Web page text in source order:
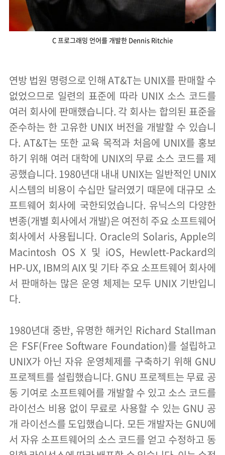
C 프로그래밍 언어를 개발한 Dennis Ritchie
연방 법원 명령으로 인해 AT&T는 UNIX를 판매할 수
없었으므로 일련의 표준에 따라 UNIX 소스 코드를
여러 회사에 판매했습니다. 각 회사는 합의된 표준을
준수하는 한 고유한 UNIX 버전을 개발할 수 있습니
다. AT&T는 또한 교육 목적과 처음에 UNIX를 홍보
하기 위해 여러 대학에 UNIX의 무료 소스 코드를 제
공했습니다. 1980년대 내내 UNIX는 일반적인 UNIX
시스템의 비용이 수십만 달러였기 때문에 대규모 소
프트웨어 회사에 국한되었습니다. 유닉스의 다양한
변종(개별 회사에서 개발)은 여전히 ​​주요 소프트웨어
회사에서 사용됩니다. Oracle의 Solaris, Apple의
Macintosh OS X 및 iOS, Hewlett-Packard의
HP-UX, IBM의 AIX 및 기타 주요 소프트웨어 회사에
서 판매하는 많은 운영 체제는 모두 UNIX 기반입니
다.
1980년대 중반, 유명한 해커인 Richard Stallman
은 FSF(Free Software Foundation)를 설립하고
UNIX가 아닌 자유 운영체제를 구축하기 위해 GNU
프로젝트를 설립했습니다. GNU 프로젝트는 무료 공
동 기여로 소프트웨어를 개발할 수 있고 소스 코드를
라이선스 비용 없이 무료로 사용할 수 있는 GNU 공
개 라이선스를 도입했습니다. 모든 개발자는 GNU에
서 자유 소프트웨어의 소스 코드를 얻고 수정하고 동